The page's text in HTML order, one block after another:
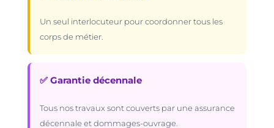
Un seul interlocuteur pour coordonner tous les
corps de métier.
✅ Garantie décennale
Tous nos travaux sont couverts par une assurance
décennale et dommages-ouvrage.